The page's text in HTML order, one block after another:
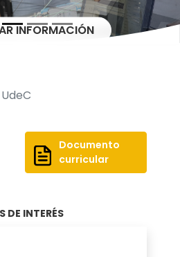
INFORMACIÓN
Documento
curricular
DE INTERÉS